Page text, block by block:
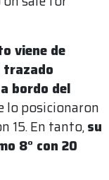
viene de
trazado
bordo del
lo posicionaron
15. En tanto,su
8° con 20